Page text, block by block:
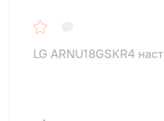
LG ARNU18GSKR4